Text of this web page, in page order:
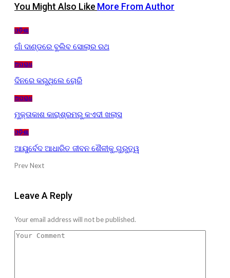
You Might Also Like More From Author
ଓଡ଼ିଶା
ଗାଁ ଦାଣ୍ଡରେ ବୁଲିବ ସୋଲାର ରଥ
ଅପରାଧ
ଦିନରେ କରୁଥିଲେ ଚୋରି
ଅପରାଧ
ମୁକ୍ତାକାଶ କାରାଶ୍ରମରୁ କଏଦୀ ଖଲାସ
ଓଡ଼ିଶା
ଆୟୁର୍ବେଦ ଆଧାରିତ ଜୀବନ ଶୈଳୀକୁ ଗୁରୁତ୍ୱ
PrevNext
Leave A Reply
Your email address will not be published.